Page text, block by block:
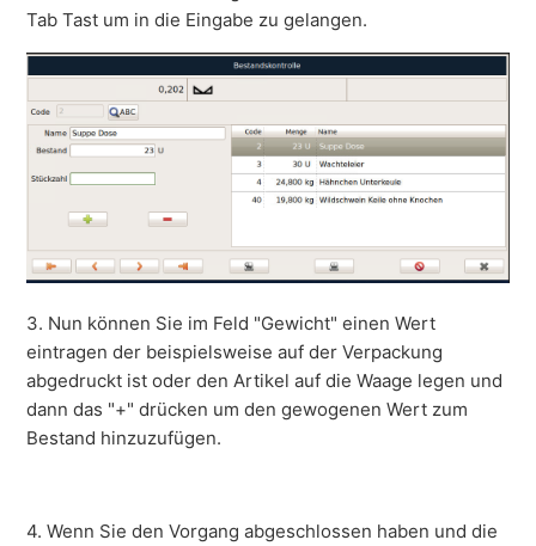
Tab Tast um in die Eingabe zu gelangen.
3. Nun können Sie im Feld "Gewicht" einen Wert
eintragen der beispielsweise auf der Verpackung
abgedruckt ist oder den Artikel auf die Waage legen und
dann das "+" drücken um den gewogenen Wert zum
Bestand hinzuzufügen.
4. Wenn Sie den Vorgang abgeschlossen haben und die